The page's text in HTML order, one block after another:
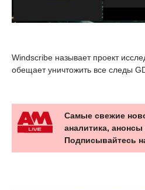
Windscribe называет проект
обещает уничтожить все следы
Самые свежие
аналитика,
Подписывайтесь